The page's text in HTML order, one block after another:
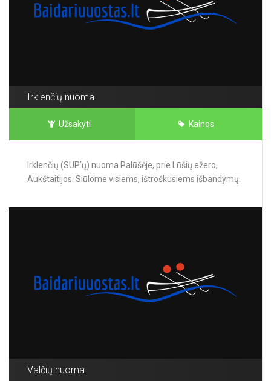
Irklenčių nuoma
Užsakyti Kainos
Irklenčių (SUP’ų) nuoma Palūšėje, prie Lūšių ežero,
Aukštaitijos. Siūlome visiems, ištroškusiems išbandymų.
Valčių nuoma